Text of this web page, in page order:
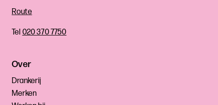
Route
Tel 020 370 7750
Over
Drankerij
Merken